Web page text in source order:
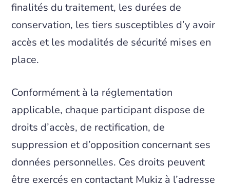
finalités du traitement, les durées de
conservation, les tiers susceptibles d’y avoir
accès et les modalités de sécurité mises en
place.
Conformément à la réglementation
applicable, chaque participant dispose de
droits d’accès, de rectification, de
suppression et d’opposition concernant ses
données personnelles. Ces droits peuvent
être exercés en contactant Mukiz à l’adresse